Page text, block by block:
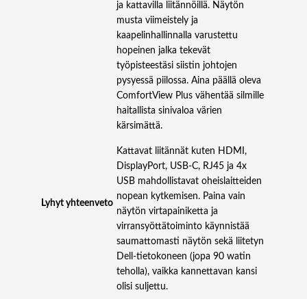
T
U
S
B
C
-
9
0
R
-
4
m
r
Lyhyt yhteenveto
ja kattavilla liitännöillä. Näytön
musta viimeistely ja
kaapelinhallinnalla varustettu
hopeinen jalka tekevät
työpisteestäsi siistin johtojen
pysyessä piilossa. Aina päällä oleva
ComfortView Plus vähentää silmille
haitallista sinivaloa värien
kärsimättä.
Kattavat liitännät kuten HDMI,
DisplayPort, USB-C, RJ45 ja 4x
USB mahdollistavat oheislaitteiden
nopean kytkemisen. Paina vain
näytön virtapainiketta ja
virransyöttätoiminto käynnistää
saumattomasti näytön sekä liitetyn
Dell-tietokoneen (jopa 90 watin
teholla), vaikka kannettavan kansi
olisi suljettu.